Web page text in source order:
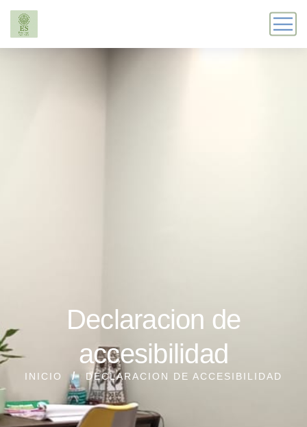
Declaracion de
accesibilidad
INICIO DECLARACION DE ACCESIBILIDAD